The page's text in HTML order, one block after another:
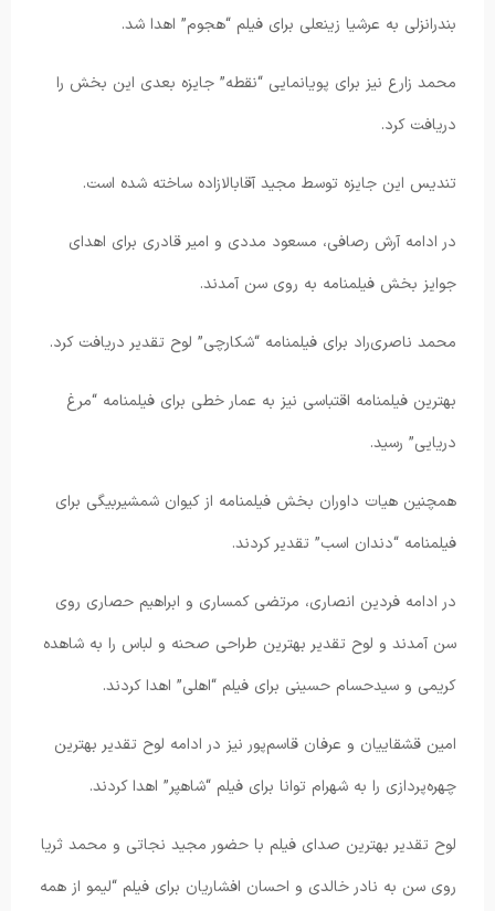
بندرانزلی به عرشیا زینعلی برای فیلم “هجوم” اهدا شد.
محمد زارع نیز برای پویانمایی “نقطه” جایزه بعدی این بخش را
دریافت کرد.
تندیس این جایزه توسط مجید آقابالازاده ساخته شده است.
در ادامه آرش رصافی، مسعود مددی و امیر قادری برای اهدای
جوایز بخش فیلمنامه به روی سن آمدند.
محمد ناصری‌راد برای فیلمنامه “شکارچی” لوح تقدیر دریافت کرد.
بهترین فیلمنامه اقتباسی نیز به عمار خطی برای فیلمنامه “مرغ
دریایی” رسید.
همچنین هیات داوران بخش فیلمنامه از کیوان شمشیربیگی برای
فیلمنامه “دندان اسب” تقدیر کردند.
در ادامه فردین انصاری، مرتضی کمساری و ابراهیم حصاری روی
سن آمدند و لوح تقدیر بهترین طراحی صحنه و لباس را به شاهده
کریمی و سیدحسام حسینی برای فیلم “اهلی” اهدا کردند.
امین قشقاییان و عرفان قاسم‌پور نیز در ادامه لوح تقدیر بهترین
چهره‌پردازی را به شهرام توانا برای فیلم “شاهپر” اهدا کردند.
لوح تقدیر بهترین صدای فیلم با حضور مجید نجاتی و محمد ثریا
روی سن به نادر خالدی و احسان افشاریان برای فیلم “لیمو از همه